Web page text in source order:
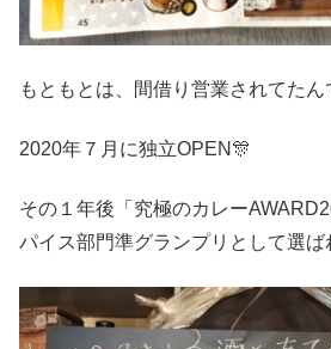
もともとは、間借り営業されてたん
2020年７月に独立OPEN🎊
その１年後「究極のカレー
パイス部門準グランプリとして選ば